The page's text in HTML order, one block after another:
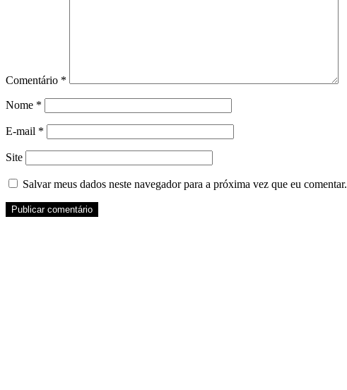
Comentário *
Nome *
E-mail *
Site
Salvar meus dados neste navegador para a próxima vez que eu comentar.